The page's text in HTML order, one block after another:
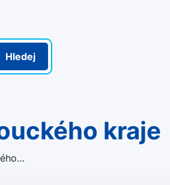
Hledej
kraje